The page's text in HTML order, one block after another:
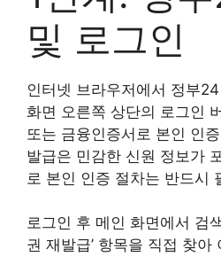
및 로그인
인터넷 브라우저에서 정부
화면 오른쪽 상단의 로그인
또는 금융인증서로 본인 인
발급은 민감한 신원 정보가
로 본인 인증 절차는 반드시
로그인 후 메인 화면에서 검
권 재발급’ 항목을 직접 찾아